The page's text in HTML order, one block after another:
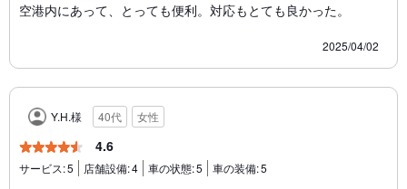
空港内にあって、とっても便利。対応もとても良かった。
2025/04/02
Y.H.様 40代 女性
4.6
サービス:5 店舗設備:4 車の状態:5 車の装備:5